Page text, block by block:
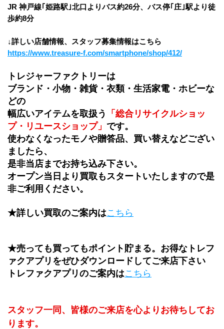
JR 神戸線｢姫路駅｣北口よりバス約26分、バス停｢庄｣駅より徒
歩約8分
↓詳しい店舗情報、スタッフ募集情報はこちら
https://www.treasure-f.com/smartphone/shop/412/
トレジャーファクトリーは
ブランド・小物・雑貨・衣類・生活家電・ホビーな
どの
幅広いアイテムを取扱う
「総合リサイクルショッ
プ・リユースショップ」 です。
使わなくなったモノや贈答品、買い替えなどござい
ましたら、
是非当店までお持ち込み下さい。
オープン当日より買取もスタートいたしますので是
非ご利用ください。
★詳しい買取のご案内はこちら
★売っても買ってもポイント貯まる。お得なトレフ
ァクアプリをぜひダウンロードしてご来店下さい
トレファクアプリのご案内はこちら
スタッフ一同、皆様のご来店を心よりお待ちしてお
ります。